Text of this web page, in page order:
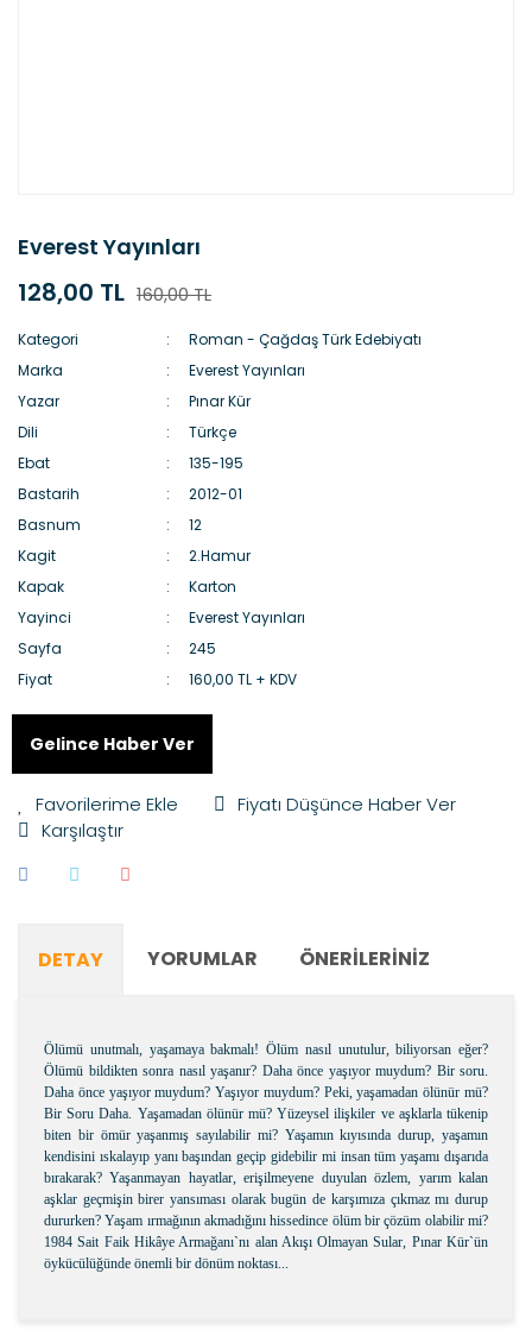
Everest Yayınları
128,00 TL 160,00 TL
Kategori
Roman - Çağdaş Türk Edebiyatı
Marka
Everest Yayınları
Yazar
Pınar Kür
Dili
Türkçe
Ebat
135-195
Bastarih
2012-01
Basnum
12
Kagit
2.Hamur
Kapak
Karton
Yayinci
Everest Yayınları
Sayfa
245
Fiyat
160,00 TL + KDV
Gelince Haber Ver
Fiyatı Düşünce Haber Ver
Karşılaştır
DETAY YORUMLAR ÖNERILERINIZ
Ölümü unutmalı, yaşamaya bakmalı! Ölüm nasıl unutulur, biliyorsan eğer?
Ölümü bildikten sonra nasıl yaşanır? Daha önce yaşıyor muydum? Bir soru.
Daha önce yaşıyor muydum? Yaşıyor muydum? Peki, yaşamadan ölünür mü?
Bir Soru Daha. Yaşamadan ölünür mü? Yüzeysel ilişkiler ve aşklarla tükenip
biten bir ömür yaşanmış sayılabilir mi? Yaşamın kıyısında durup, yaşamın
kendisini ıskalayıp yanı başından geçip gidebilir mi insan tüm yaşamı dışarıda
bırakarak? Yaşanmayan hayatlar, erişilmeyene duyulan özlem, yarım kalan
aşklar geçmişin birer yansıması olarak bugün de karşımıza çıkmaz mı durup
dururken? Yaşam ırmağının akmadığını hissedince ölüm bir çözüm olabilir mi?
1984 Sait Faik Hikâye Armağanı`nı alan Akışı Olmayan Sular, Pınar Kür`ün
öykücülüğünde önemli bir dönüm noktası...